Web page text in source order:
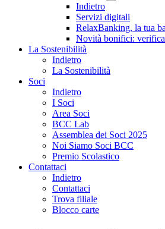
Indietro
Servizi digitali
RelaxBanking, la tua
Novità bonifici:
La Sostenibilità
Indietro
La Sostenibilità
Soci
Indietro
I Soci
Area Soci
BCC Lab
Assemblea dei Soci 2025
Noi Siamo Soci BCC
Premio Scolastico
Contattaci
Indietro
Contattaci
Trova filiale
Blocco carte